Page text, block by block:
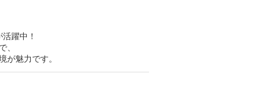
躍中！
、
が魅力です。